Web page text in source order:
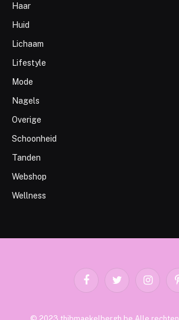
Haar
Huid
Lichaam
Lifestyle
Mode
Nagels
Overige
Schoonheid
Tanden
Webshop
Wellness
FacebookTwitter